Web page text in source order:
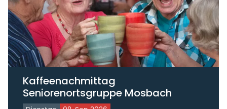
Kaffeenachmittag
Seniorenortsgruppe Mosbach